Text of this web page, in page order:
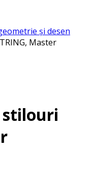
și desen
Master
stilouri